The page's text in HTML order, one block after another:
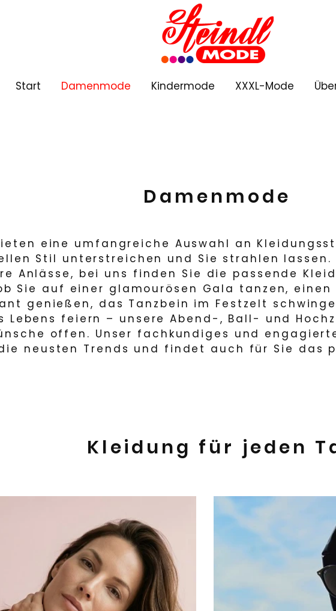
Start Damenmode Kindermode XXXL-Mode
Damenmode
eine umfangreiche Auswahl an
Stil unterstreichen und Sie strahlen
Anlässe, bei uns finden Sie die passende
Sie auf einer glamourösen Gala tanzen,
genießen, das Tanzbein im Festzelt
Lebens feiern – unsere Abend-, Ball- und
offen. Unser fachkundiges und
neusten Trends und findet auch für Sie das
Kleidung für jeden